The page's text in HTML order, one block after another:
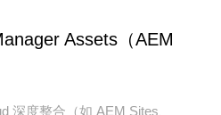
Assets（AEM
深度整合（如 AEM Sites、